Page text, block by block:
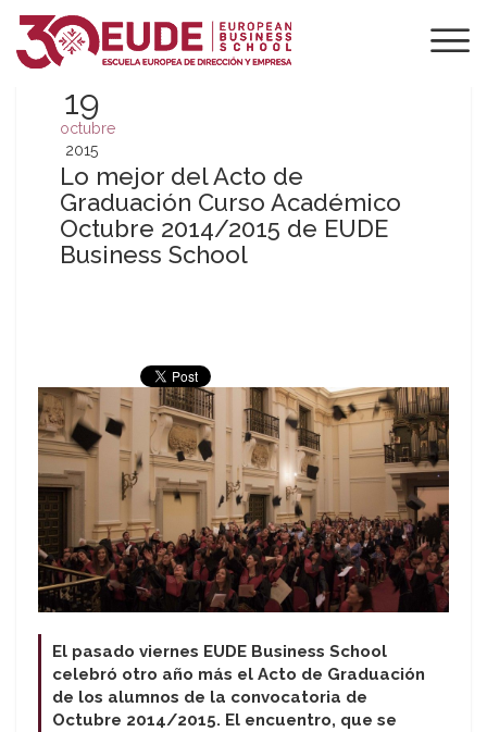
19
octubre
2015
Lo mejor del Acto de
Graduación Curso Académico
Octubre 2014/2015 de EUDE
Business School
El pasado viernes EUDE Business School
celebró otro año más el Acto de Graduación
de los alumnos de la convocatoria de
Octubre 2014/2015. El encuentro, que se